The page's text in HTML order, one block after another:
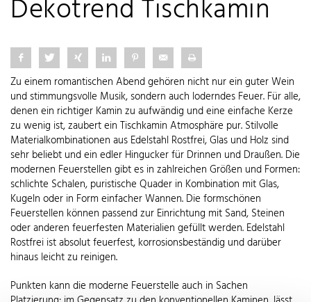
Dekotrend Tischkamin
Zu einem romantischen Abend gehören nicht nur ein guter Wein
und stimmungsvolle Musik, sondern auch loderndes Feuer. Für alle,
denen ein richtiger Kamin zu aufwändig und eine einfache Kerze
zu wenig ist, zaubert ein Tischkamin Atmosphäre pur. Stilvolle
Materialkombinationen aus Edelstahl Rostfrei, Glas und Holz sind
sehr beliebt und ein edler Hingucker für Drinnen und Draußen. Die
modernen Feuerstellen gibt es in zahlreichen Größen und Formen:
schlichte Schalen, puristische Quader in Kombination mit Glas,
Kugeln oder in Form einfacher Wannen. Die formschönen
Feuerstellen können passend zur Einrichtung mit Sand, Steinen
oder anderen feuerfesten Materialien gefüllt werden. Edelstahl
Rostfrei ist absolut feuerfest, korrosionsbeständig und darüber
hinaus leicht zu reinigen.
Punkten kann die moderne Feuerstelle auch in Sachen